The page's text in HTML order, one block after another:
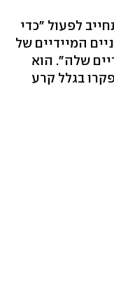
לפעול "כדי
המיידיים של
שלה". הוא
בגלל קרע